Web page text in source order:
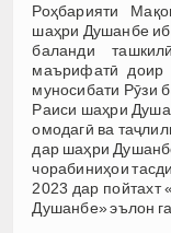
Роҳбарияти
шаҳри Душанбе
баланди
маърифатӣ доир
муносибати Рӯзи
Раиси шаҳри
омодагӣ ва
дар шаҳри
чорабиниҳои
2023 дар пойтахт
Душанбе» эълон